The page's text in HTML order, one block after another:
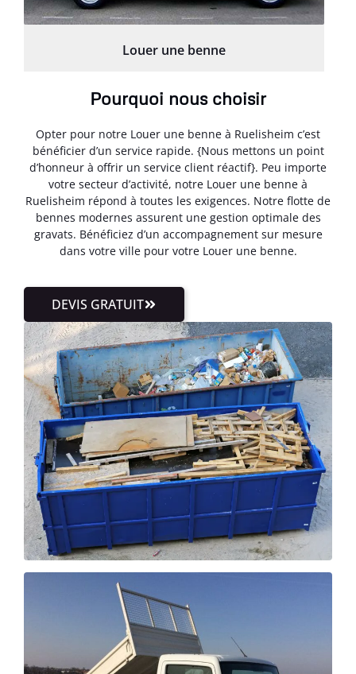
Louer une benne
Pourquoi nous choisir
Opter pour notre Louer une benne à Ruelisheim c’est
bénéficier d’un service rapide. {Nous mettons un point
d’honneur à offrir un service client réactif}. Peu importe
votre secteur d’activité, notre Louer une benne à
Ruelisheim répond à toutes les exigences. Notre flotte de
bennes modernes assurent une gestion optimale des
gravats. Bénéficiez d’un accompagnement sur mesure
dans votre ville pour votre Louer une benne.
DEVIS GRATUIT